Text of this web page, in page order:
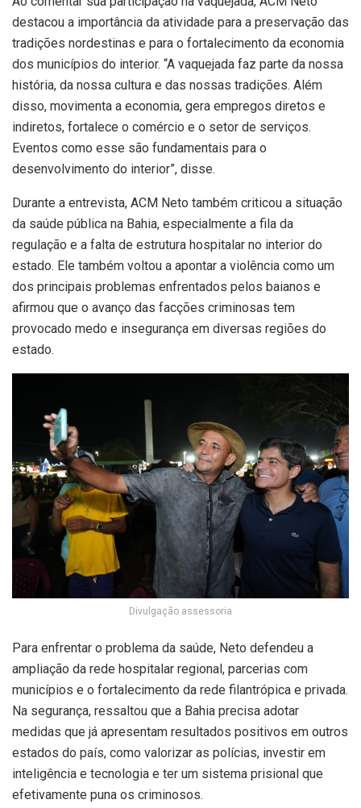
destacou a importância da atividade para a preservação das
tradições nordestinas e para o fortalecimento da economia
dos municípios do interior. “A vaquejada faz parte da nossa
história, da nossa cultura e das nossas tradições. Além
disso, movimenta a economia, gera empregos diretos e
indiretos, fortalece o comércio e o setor de serviços.
Eventos como esse são fundamentais para o
desenvolvimento do interior”, disse.
Durante a entrevista, ACM Neto também criticou a situação
da saúde pública na Bahia, especialmente a fila da
regulação e a falta de estrutura hospitalar no interior do
estado. Ele também voltou a apontar a violência como um
dos principais problemas enfrentados pelos baianos e
afirmou que o avanço das facções criminosas tem
provocado medo e insegurança em diversas regiões do
estado.
Divulgação assessoria
Para enfrentar o problema da saúde, Neto defendeu a
ampliação da rede hospitalar regional, parcerias com
municípios e o fortalecimento da rede filantrópica e privada.
Na segurança, ressaltou que a Bahia precisa adotar
medidas que já apresentam resultados positivos em outros
estados do país, como valorizar as polícias, investir em
inteligência e tecnologia e ter um sistema prisional que
efetivamente puna os criminosos.